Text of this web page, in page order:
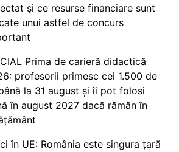
și ce resurse financiare sunt
unui astfel de concurs
Prima de carieră didactică
profesorii primesc cei 1.500 de
la 31 august și îi pot folosi
în august 2027 dacă rămân în
în UE: România este singura țară